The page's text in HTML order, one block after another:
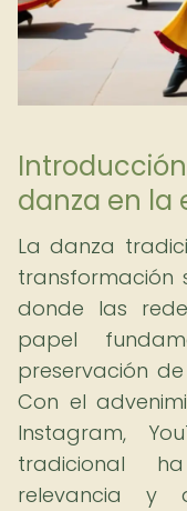
danza en la
La danza
transformación
donde las
papel
preservación
Con el
Instagram,
tradicional
relevancia y